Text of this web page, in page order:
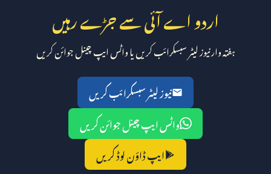
اردو اے آئی سے جڑے رہیں
ہفتہ وار نیوز لیٹر سبسکرائب کریں یا واٹس ایپ چینل جوائن کریں
نیوز لیٹر سبسکرائب کریں
واٹس ایپ چینل جوائن کریں
ایپ ڈاؤن لوڈ کریں